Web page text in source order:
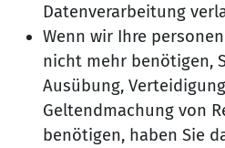
Datenverarbeitung
Wenn wir Ihre
nicht mehr benötigen,
Ausübung,
Geltendmachung von
benötigen, haben Sie